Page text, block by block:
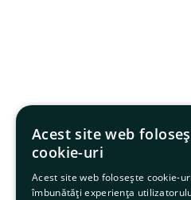
Acest site web
cookie-uri
Acest site web folosește cookie-
îmbunătăți experiența